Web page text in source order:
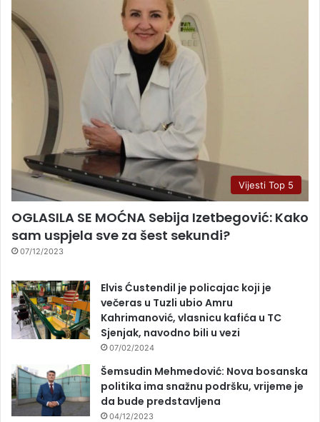
Vijesti Top 5
OGLASILA SE MOĆNA Sebija Izetbegović: Kako
sam uspjela sve za šest sekundi?
07/12/2023
Elvis Ćustendil je policajac koji je
večeras u Tuzli ubio Amru
Kahrimanović, vlasnicu kafića u TC
Sjenjak, navodno bili u vezi
07/02/2024
Šemsudin Mehmedović: Nova bosanska
politika ima snažnu podršku, vrijeme je
da bude predstavljena
04/12/2023